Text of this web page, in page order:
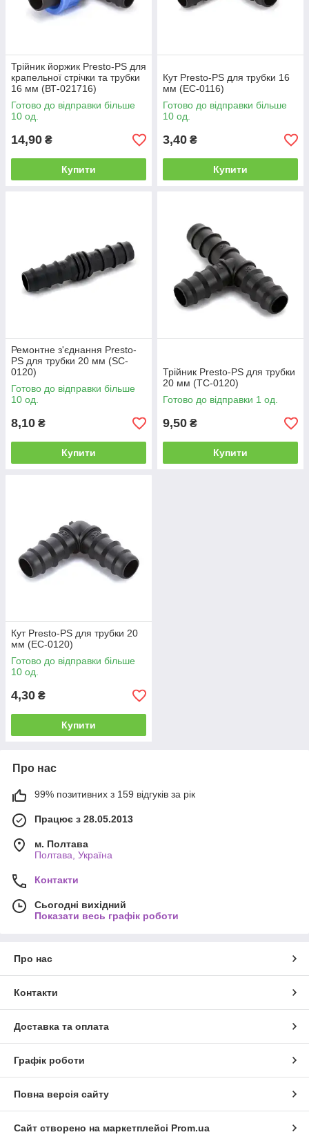
Трійник йоржик Presto-PS для
крапельної стрічки та трубки
16 мм (ВТ-021716)
Готово до відправки більше
10 од.
14,90 ₴
Купити
Кут Presto-PS для трубки 16
мм (EC-0116)
Готово до відправки більше
10 од.
3,40 ₴
Купити
Ремонтне з'єднання Presto-
PS для трубки 20 мм (SC-
0120)
Готово до відправки більше
10 од.
8,10 ₴
Купити
Трійник Presto-PS для трубки
20 мм (TC-0120)
Готово до відправки 1 од.
9,50 ₴
Купити
Кут Presto-PS для трубки 20
мм (EC-0120)
Готово до відправки більше
10 од.
4,30 ₴
Купити
Про нас
99% позитивних з 159 відгуків за рік
Працює з 28.05.2013
м. Полтава
Полтава, Україна
Контакти
Сьогодні вихідний
Показати весь графік роботи
Про нас
Контакти
Доставка та оплата
Графік роботи
Повна версія сайту
Сайт створено на маркетплейсі Prom.ua